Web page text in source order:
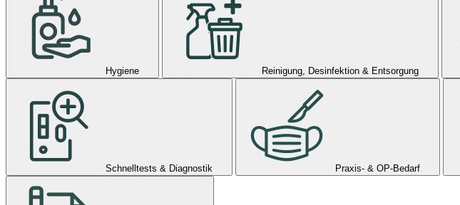
Hygiene Reinigung, Desinfektion & Entsorgung
Schnelltests & Diagnostik Praxis- & OP-Bedarf